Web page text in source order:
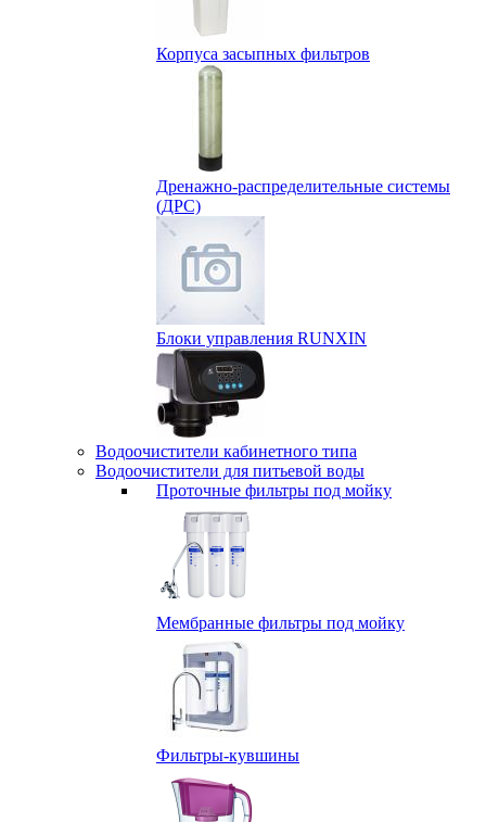
Корпуса засыпных фильтров
Дренажно-распределительные системы
(ДРС)
Блоки управления RUNXIN
Водоочистители кабинетного типа
Водоочистители для питьевой воды
Проточные фильтры под мойку
Мембранные фильтры под мойку
Фильтры-кувшины